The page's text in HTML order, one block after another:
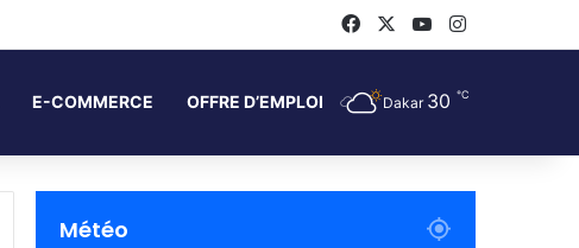
FacebookYouTubeInstagram
E-COMMERCE OFFRE D’EMPLOI Dakar 30 ℃
Météo